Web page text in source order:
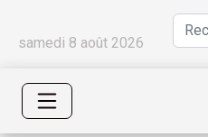
samedi 8 août 2026